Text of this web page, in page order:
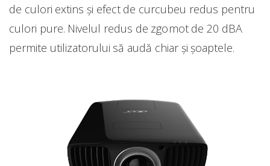
de culori extins și efect de curcubeu redus pentru
culori pure. Nivelul redus de zgomot de 20 dBA
permite utilizatorului să audă chiar și șoaptele.